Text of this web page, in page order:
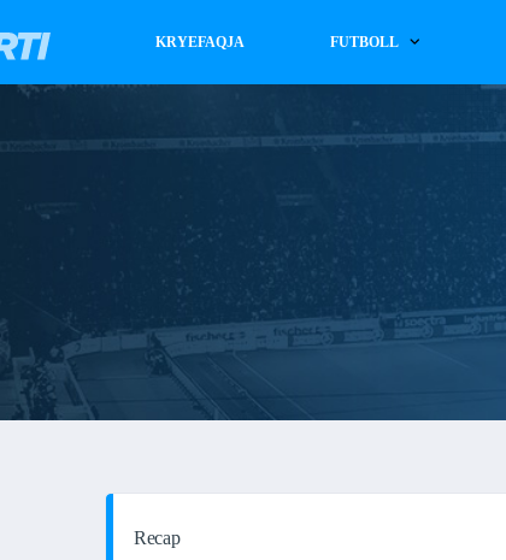
KRYEFAQJA FUTBOLL
Recap